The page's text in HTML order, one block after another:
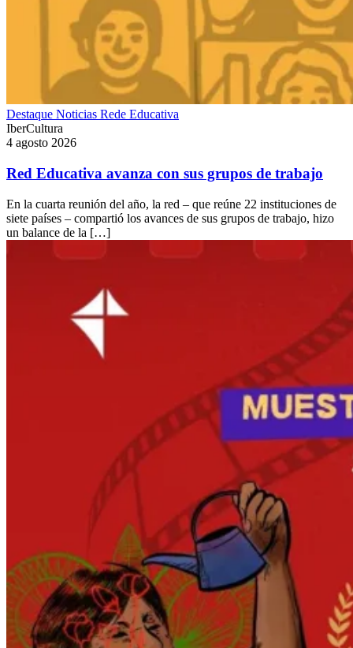
Destaque Noticias Rede Educativa
IberCultura
4 agosto 2026
Red Educativa avanza con sus grupos de trabajo
En la cuarta reunión del año, la red – que reúne 22 instituciones de
siete países – compartió los avances de sus grupos de trabajo, hizo
un balance de la […]